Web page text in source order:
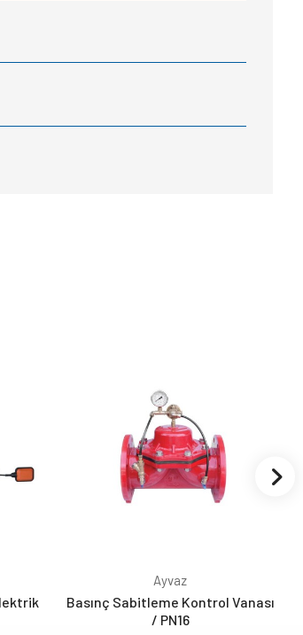
Ayvaz
Basınç Sabitleme Kontrol Vanası
/ PN16